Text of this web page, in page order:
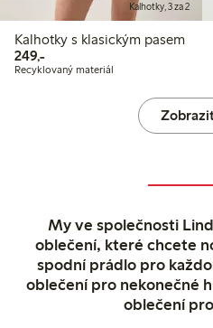
Kalhotky, 3 za 2
Kalhotky s klasickým pasem
249,-249,00 Kč
Recyklovaný materiál
My ve společnosti
oblečení, které chcete
spodní prádlo pro
oblečení pro nekonečné
oblečení